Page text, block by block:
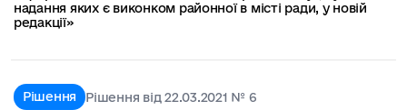
надання яких є виконком районної в місті ради, у новій
редакції»
Рішення
Рішення від 22.03.2021 № 6